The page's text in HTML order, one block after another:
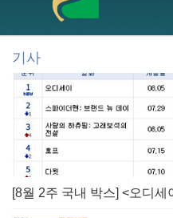
기사